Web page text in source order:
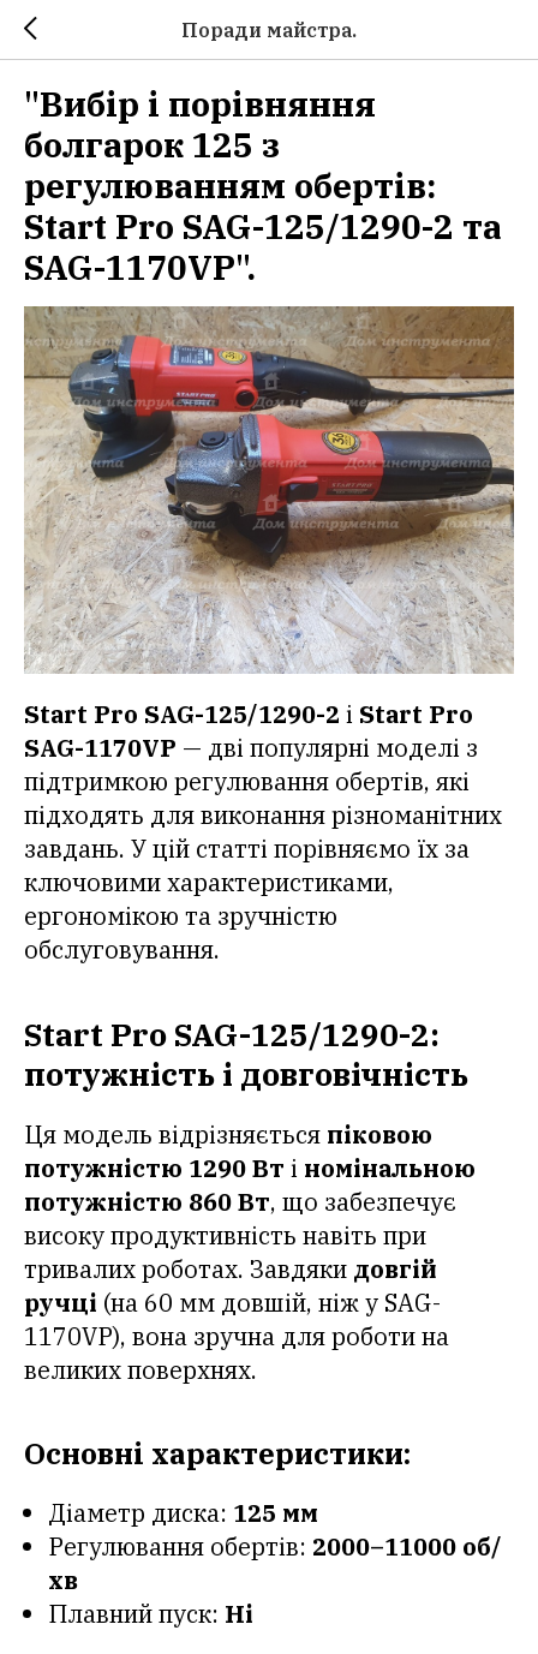
Поради майстра.
"Вибір і порівняння
болгарок 125 з
регулюванням обертів:
Start Pro SAG-125/1290-2 та
SAG-1170VP".
Start Pro SAG-125/1290-2 і Start Pro
SAG-1170VP — дві популярні моделі з
підтримкою регулювання обертів, які
підходять для виконання різноманітних
завдань. У цій статті порівняємо їх за
ключовими характеристиками,
ергономікою та зручністю
обслуговування.
Start Pro SAG-125/1290-2:
потужність і довговічність
Ця модель відрізняється піковою
потужністю 1290 Вт і номінальною
потужністю 860 Вт, що забезпечує
високу продуктивність навіть при
тривалих роботах. Завдяки довгій
ручці (на 60 мм довшій, ніж у SAG-
1170VP), вона зручна для роботи на
великих поверхнях.
Основні характеристики:
Діаметр диска: 125 мм
Регулювання обертів: 2000–11000 об/
хв
Плавний пуск: Ні